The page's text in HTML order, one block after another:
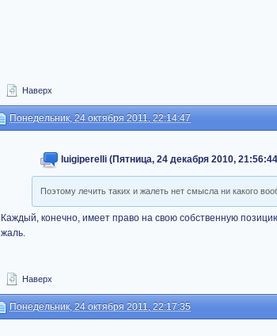
Наверх
Понедельник, 24 октября 2011, 22:14:47
luigiperelli (Пятница, 24 декабря 2010,
Поэтому лечить таких и жалеть нет смысла ни какого
Каждый, конечно, имеет право на свою собственную
жаль.
Наверх
Понедельник, 24 октября 2011, 22:17:35